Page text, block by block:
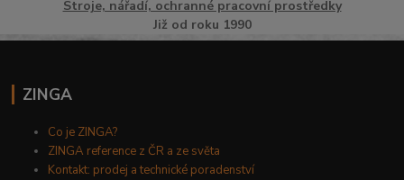
Stroje, nářadí, ochranné pracovní prostředky
Již od roku 1990
ZINGA
Co je ZINGA?
ZINGA reference z ČR a ze světa
Kontakt: prodej a technické poradenství